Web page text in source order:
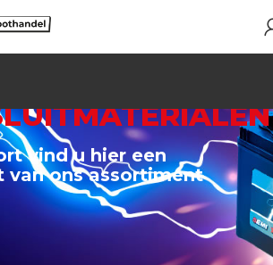
vind u hier een
van ons assortiment